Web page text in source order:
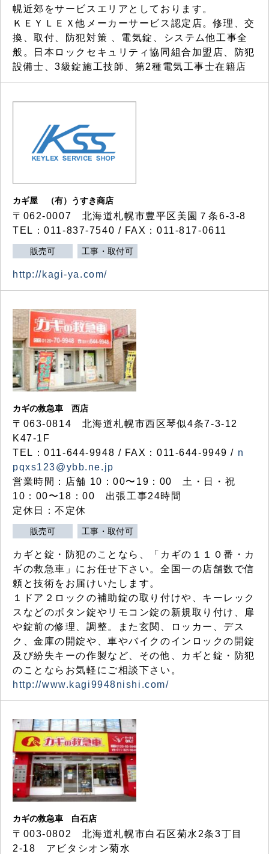
幌近郊をサービスエリアとしております。
ＫＥＹＬＥＸ他メーカーサービス認定店。修理、交
換、取付、防犯対策 、電気錠、システム他工事全
般。日本ロックセキュリティ協同組合加盟店、防犯
設備士、3級錠施工技師、第2種電気工事士在籍店
カギ屋 （有）うすき商店
〒062-0007 北海道札幌市豊平区美園７条6-3-8
TEL：011-837-7540 / FAX：011-817-0611
販売可 工事・取付可
http://kagi-ya.com/
カギの救急車 西店
〒063-0814 北海道札幌市西区琴似4条7-3-12
K47-1F
TEL：011-644-9948 / FAX：011-644-9949 / n
pqxs123@ybb.ne.jp
営業時間：店舗 10：00〜19：00 土・日・祝
10：00〜18：00 出張工事24時間
定休日：不定休
販売可 工事・取付可
カギと錠・防犯のことなら、「カギの１１０番・カ
ギの救急車」にお任せ下さい。全国一の店舗数で信
頼と技術をお届けいたします。
１ドア２ロックの補助錠の取り付けや、キーレック
スなどのボタン錠やリモコン錠の新規取り付け、扉
や錠前の修理、調整。また玄関、ロッカー、デス
ク、金庫の開錠や、車やバイクのインロックの開錠
及び紛失キーの作製など、その他、カギと錠・防犯
のことならお気軽にご相談下さい。
http://www.kagi9948nishi.com/
カギの救急車 白石店
〒003-0802 北海道札幌市白石区菊水2条3丁目
2-18 アビタシオン菊水